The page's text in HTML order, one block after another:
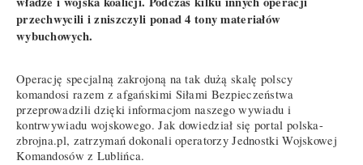
przechwycili i zniszczyli ponad 4 tony materiałów
wybuchowych.
Operację specjalną zakrojoną na tak dużą skalę polscy
komandosi razem z afgańskimi Siłami Bezpieczeństwa
przeprowadzili dzięki informacjom naszego wywiadu i
kontrwywiadu wojskowego. Jak dowiedział się portal polska-
zbrojna.pl, zatrzymań dokonali operatorzy Jednostki Wojskowej
Komandosów z Lublińca.